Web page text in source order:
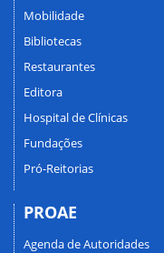
Mobilidade
Bibliotecas
Restaurantes
Editora
Hospital de Clínicas
Fundações
Pró-Reitorias
PROAE
Agenda de Autoridades